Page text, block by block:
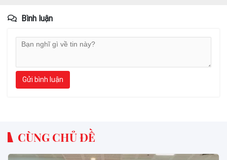
Bình luận
Gửi bình luận
CÙNG CHỦ ĐỀ